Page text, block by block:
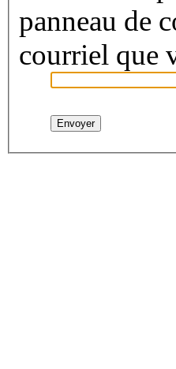
panneau de
courriel que